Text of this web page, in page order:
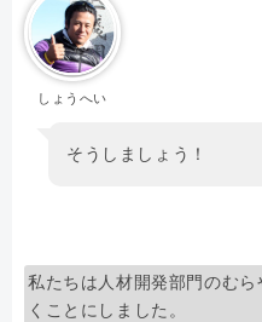
しょうへい
そうしましょう！
私たちは人材開発部門のむ
くことにしました。